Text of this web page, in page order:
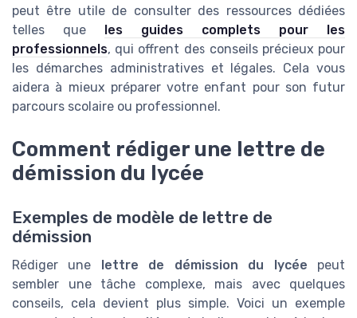
peut être utile de consulter des ressources dédiées
telles que les guides complets pour les
professionnels, qui offrent des conseils précieux pour
les démarches administratives et légales. Cela vous
aidera à mieux préparer votre enfant pour son futur
parcours scolaire ou professionnel.
Comment rédiger une lettre de
démission du lycée
Exemples de modèle de lettre de
démission
Rédiger une lettre de démission du lycée peut
sembler une tâche complexe, mais avec quelques
conseils, cela devient plus simple. Voici un exemple